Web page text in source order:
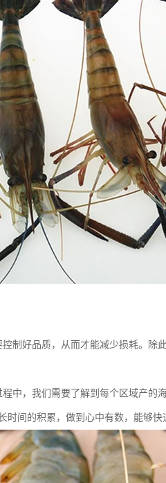
制好品质，从而才能减少损耗。除
中，我们需要了解到每个区域产的
时间的积累，做到心中有数，能够快